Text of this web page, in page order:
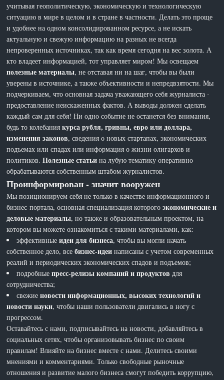
учитывая геополитическую, экономическую и технологическую
ситуацию в мире в целом и в стране в частности. Делать это проще
и удобнее на одном консолидированном ресурсе, а не искать
актуальную и свежую информацию на разных не всегда
непроверенных источниках, так как время сегодня на вес золота. А
кто владеет информацией, тот управляет миром! Мы освещаем
полезные материалы, не отставая ни на шаг, чтобы вы были
уверены в источнике, а также объективности и непредвзятости. Мы
подчеркиваем, что основная задача уважающего себя журналиста -
предоставление неискаженных фактов. А выводы должен сделать
каждый сам для себя! Ни одно событие не останется без внимания,
будь то колебаниякурса рубля, гривны, евро или доллара,
изменения законов, сведения о новых стартапах, экономических
подъемах или спадах или информация о жизни олигархов и
политиков.Полезные статьи на лубую тематику оперативно
обрабатываются собственным штабом журналистов.
Проинформирован - значит вооружен
Мы позиционируем себя не только в качестве информационного и
бизнес-портала, основная специализация которогоэкономические и
деловые материалы, но также и образовательным проектом, на
котором вы можете ознакомиться с такими материалами, как:
эффективныеидеи для бизнеса, чтобы вы могли начать
собственное дело, всебизнес-идеи написаны с учетом современных
реалий и периодических экономических спадов и подъемов;
подробныепресс-релизы компаний и продуктов для
сотрудничества;
свежиеновости информационных, высоких технологий и
новости науки, чтобы наши пользователи двигались в ногу с
прогрессом.
Оставайтесь с нами, подписывайтесь на новости, добавляйтесь в
социальных сетях, чтобы организовывать бизнес по своим
правилам! Влияйте на бизнес вместе с нами. Делитесь своими
мнениями и комментариями. Только свободные рыночные
отношения и развитие малого бизнеса смогут победить коррупцию,